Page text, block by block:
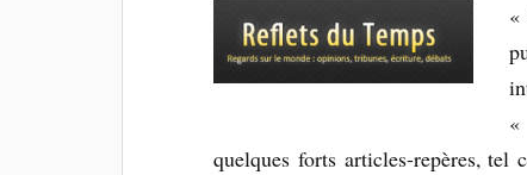
«
«
quelques forts articles-repères,